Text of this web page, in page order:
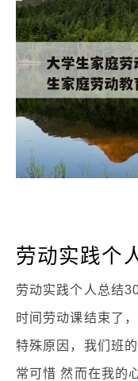
劳动实践个
劳动实践个人总结
时间劳动课结束了
特殊原因，我们班
常可惜 然而在我的